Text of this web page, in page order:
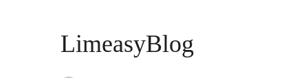
LimeasyBlog